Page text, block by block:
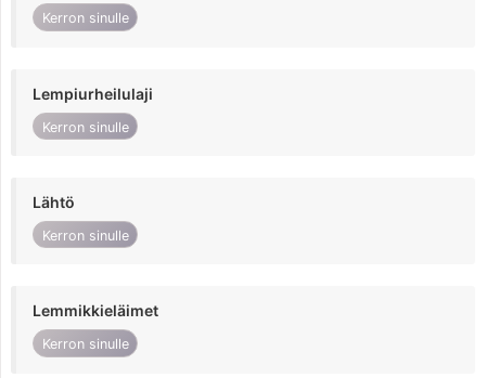
Kerron sinulle
Lempiurheilulaji
Kerron sinulle
Lähtö
Kerron sinulle
Lemmikkieläimet
Kerron sinulle